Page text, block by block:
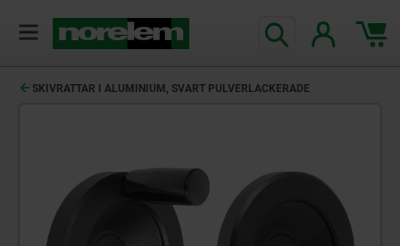
SKIVRATTAR I ALUMINIUM, SVART PULVERLACKERADE